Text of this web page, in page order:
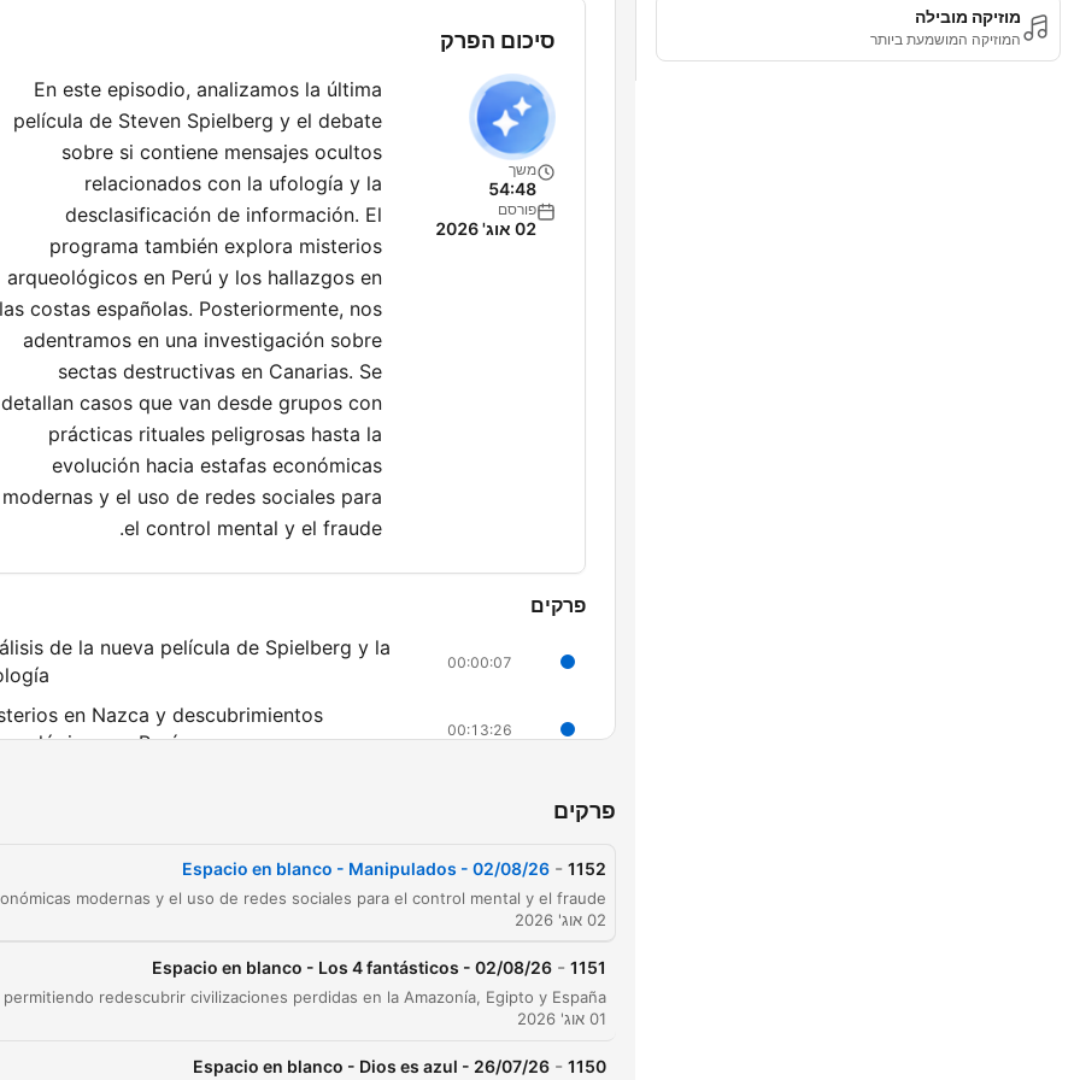
מוזיקה מובילה
המוזיקה המושמעת ביותר
Raymond Moody, Daniel
Brinkley y Marilyn Roosner,
entre otros. Su director y
presentador, Miguel Blanco,
está considerado como una
leyenda viva del mundo del
y ha visitado más de
países en todo el mundo
enigmas por todo
el planeta
סיכום הפרק
משך
54:48
פורסם
02 אוג' 2026
En este episodio, analizamos la última
película de Steven Spielberg y el debate
sobre si contiene mensajes ocultos
relacionados con la ufología y la
desclasificación de información. El
programa también explora misterios
arqueológicos en Perú y los hallazgos en
las costas españolas. Posteriormente, nos
adentramos en una investigación sobre
sectas destructivas en Canarias. Se
detallan casos que van desde grupos con
prácticas rituales peligrosas hasta la
evolución hacia estafas económicas
modernas y el uso de redes sociales para
el control mental y el fraude.
פרקים
00:00:07
de la nueva película de Spielberg y la
00:13:26
en Nazca y descubrimientos
en Perú
00:30:39
secta en Tenerife y el control de los adeptos
históricos: Heide Ficaud, Lalo de Belcebú y
00:43:40
Secta del Cabrito en La Gomera
פרקים
1152
-
Espacio en blanco - Manipulados - 02/08/26
02 אוג' 2026
1151
-
Espacio en blanco - Los 4 fantásticos - 02/08/26
01 אוג' 2026
1150
-
Espacio en blanco - Dios es azul - 26/07/26